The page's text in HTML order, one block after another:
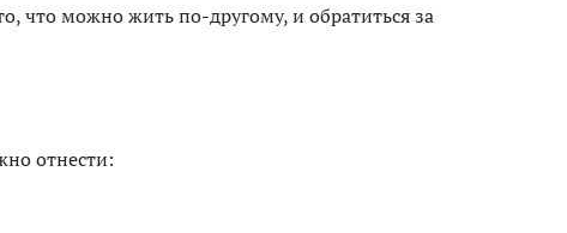
что можно жить по-другому, и обратиться за
отнести: